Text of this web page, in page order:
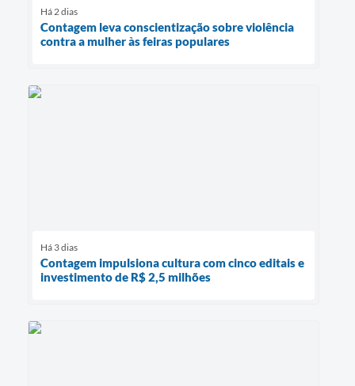
Há 2 dias
Contagem leva conscientização sobre violência
contra a mulher às feiras populares
Há 3 dias
Contagem impulsiona cultura com cinco editais e
investimento de R$ 2,5 milhões